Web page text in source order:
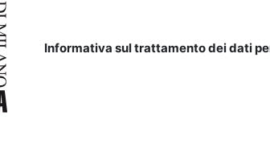
Informativa sul trattamento dei dati